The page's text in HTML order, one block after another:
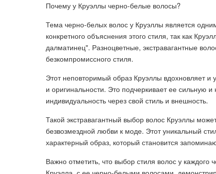
Почему у Круэллы черно-белые волосы?
Тема черно-белых волос у Круэллы является
конкретного объяснения этого стиля, так как
далматинец". Разноцветные, экстравагантные
безкомпромиссного стиля.
Этот неповторимый образ Круэллы вдохновляет и
и оригинальности. Это подчеркивает ее сильную
индивидуальность через свой стиль и внешность.
Такой экстравагантный выбор волос Круэллы
безвозмездной любви к моде. Этот уникальный
характерный образ, который становится
Важно отметить, что выбор стиля волос у